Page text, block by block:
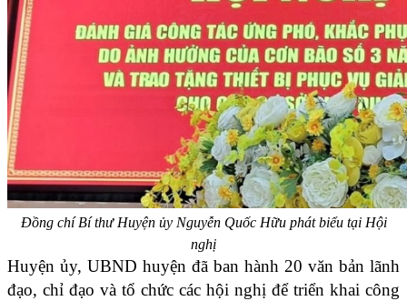
Đồng chí Bí thư Huyện ủy Nguyễn Quốc Hữu phát biểu tại Hội
nghị
Huyện ủy, UBND huyện đã ban hành 20 văn bản lãnh
đạo, chỉ đạo và tổ chức các hội nghị để triển khai công